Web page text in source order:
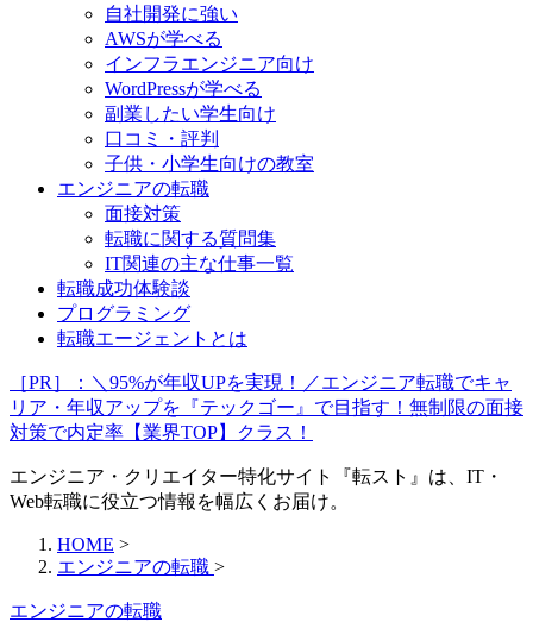
自社開発に強い
AWSが学べる
インフラエンジニア向け
WordPressが学べる
副業したい学生向け
口コミ・評判
子供・小学生向けの教室
エンジニアの転職
面接対策
転職に関する質問集
IT関連の主な仕事一覧
転職成功体験談
プログラミング
転職エージェントとは
［PR］：＼95%が年収UPを実現！／エンジニア転職でキャ
リア・年収アップを『テックゴー』で目指す！無制限の面接
対策で内定率【業界TOP】クラス！
エンジニア・クリエイター特化サイト『転スト』は、IT・
Web転職に役立つ情報を幅広くお届け。
HOME >
エンジニアの転職 >
エンジニアの転職